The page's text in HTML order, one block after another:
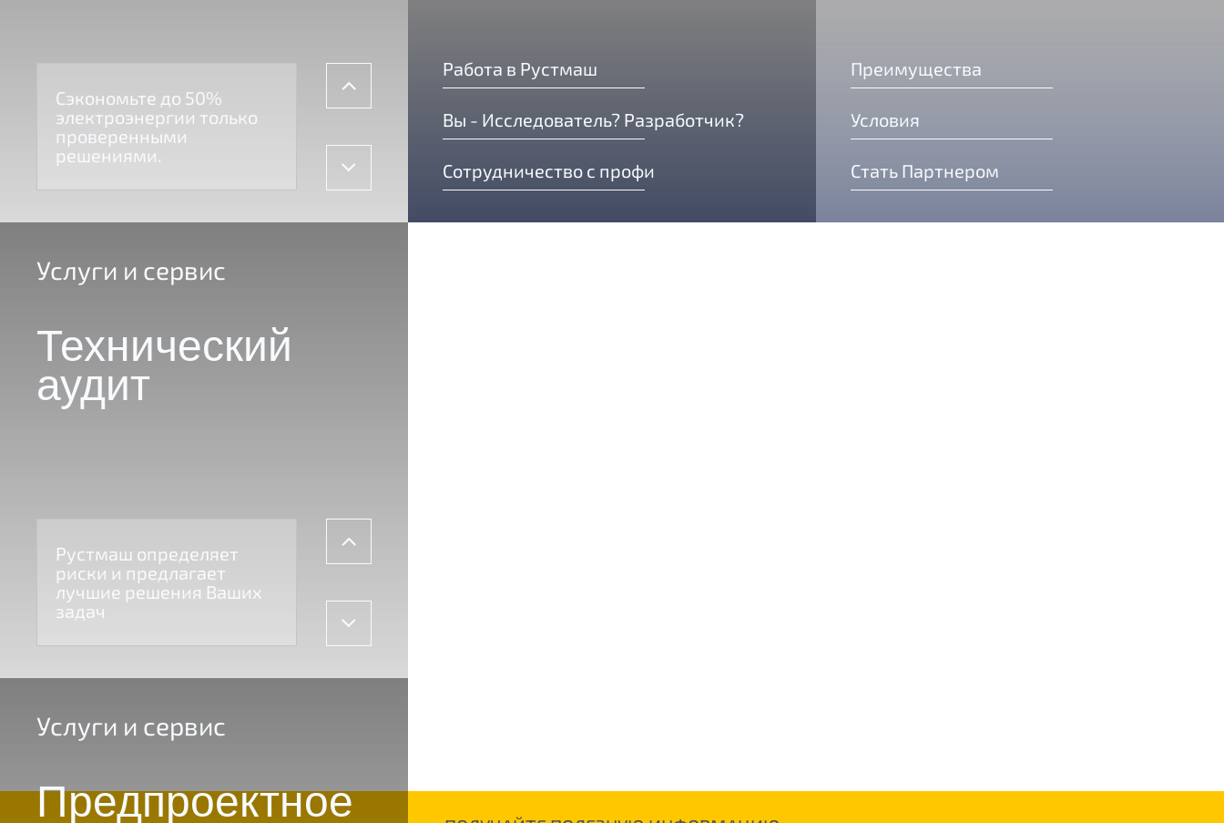
Сэкономьте до 50%
электроэнергии только
проверенными
решениями.
Услуги и сервис
Технический
аудит
Рустмаш определяет
риски и предлагает
лучшие решения Ваших
задач
Услуги и сервис
Предпроектное
Работа в Рустмаш
Вы - Исследователь? Разработчик?
Сотрудничество с профи
Преимущества
Условия
Стать Партнером